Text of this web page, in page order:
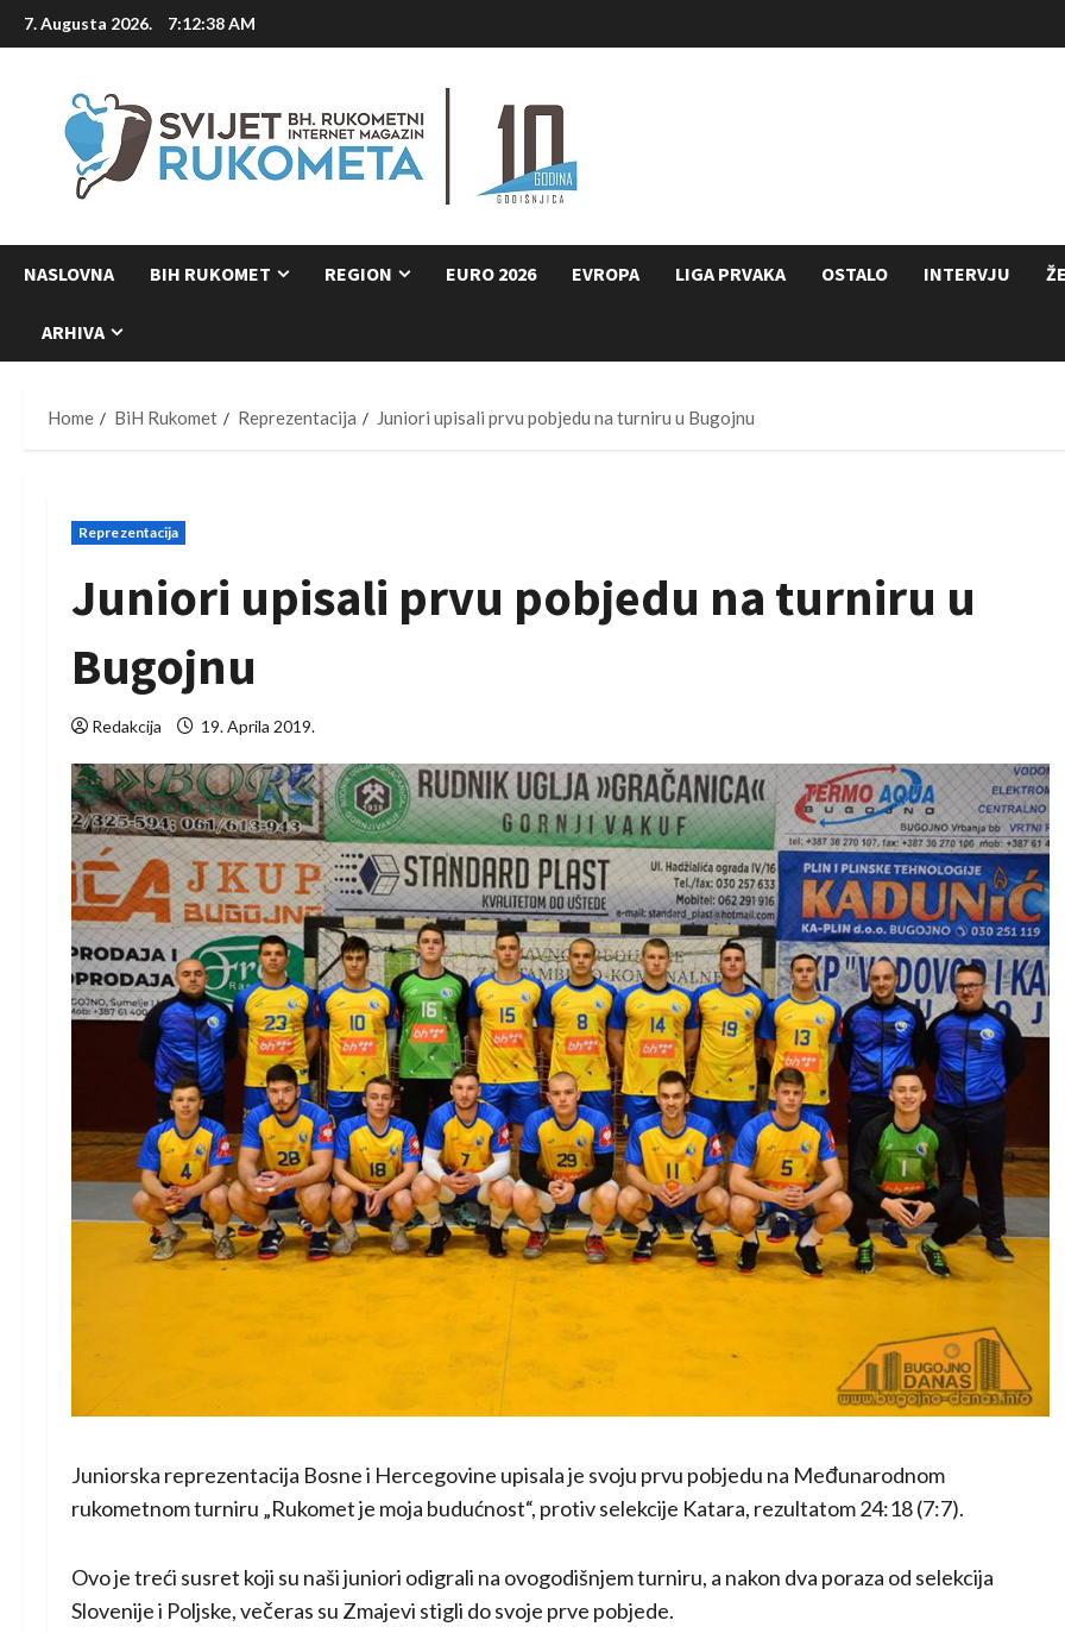
Skip
to
7. Augusta 2026. 7:12:39 AM
NASLOVNA BIH RUKOMET REGION EURO 2026 EVROPA LIGA PRVAKA OSTALO INTERVJU
ARHIVA
Home BiH Rukomet Reprezentacija Juniori upisali prvu pobjedu na turniru u Bugojnu
Reprezentacija
Juniori upisali prvu pobjedu na turniru u
Bugojnu
Redakcija 19. Aprila 2019.
Juniorska reprezentacija Bosne i Hercegovine upisala je svoju prvu pobjedu na Međunarodnom
rukometnom turniru „Rukomet je moja budućnost“, protiv selekcije Katara, rezultatom 24:18 (7:7).
Ovo je treći susret koji su naši juniori odigrali na ovogodišnjem turniru, a nakon dva poraza od selekcija
Slovenije i Poljske, večeras su Zmajevi stigli do svoje prve pobjede.